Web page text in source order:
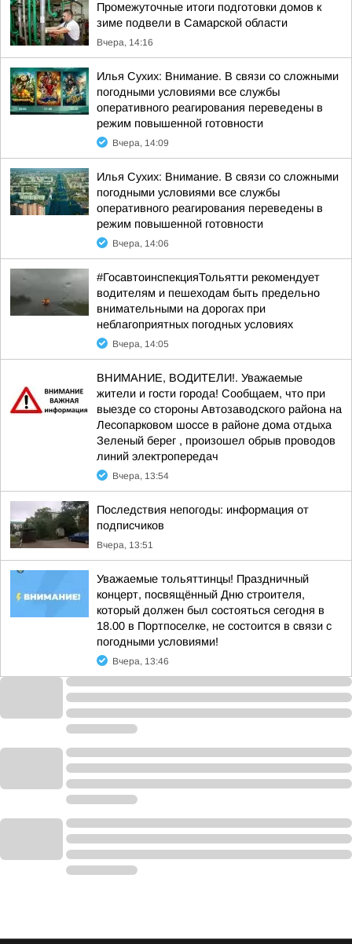
Промежуточные итоги подготовки домов к
зиме подвели в Самарской области
Вчера, 14:16
Илья Сухих: Внимание. В связи со сложными
погодными условиями все службы
оперативного реагирования переведены в
режим повышенной готовности
Вчера, 14:09
Илья Сухих: Внимание. В связи со сложными
погодными условиями все службы
оперативного реагирования переведены в
режим повышенной готовности
Вчера, 14:06
#ГосавтоинспекцияТольятти рекомендует
водителям и пешеходам быть предельно
внимательными на дорогах при
неблагоприятных погодных условиях
Вчера, 14:05
ВНИМАНИЕ, ВОДИТЕЛИ!. Уважаемые
жители и гости города! Сообщаем, что при
выезде со стороны Автозаводского района на
Лесопарковом шоссе в районе дома отдыха
Зеленый берег , произошел обрыв проводов
линий электропередач
Вчера, 13:54
Последствия непогоды: информация от
подписчиков
Вчера, 13:51
Уважаемые тольяттинцы! Праздничный
концерт, посвящённый Дню строителя,
который должен был состояться сегодня в
18.00 в Портпоселке, не состоится в связи с
погодными условиями!
Вчера, 13:46